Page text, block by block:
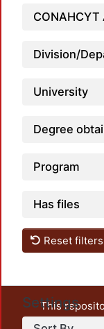
CONAHCYT
Division/
University
Degree
Program
Has files
Reset filters
Settings
This
unrestricted